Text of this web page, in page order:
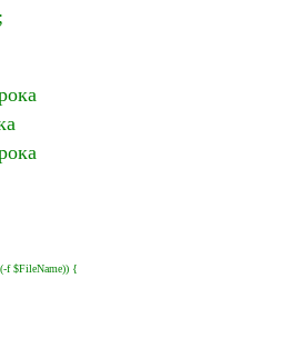
f $FileName)) {